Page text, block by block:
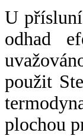
U
odhad
použit
plochou